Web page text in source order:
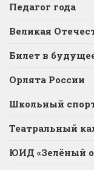
Педагог года
Великая
Билет в
Орлята России
Школьный
Театральный
ЮИД «Зелёный